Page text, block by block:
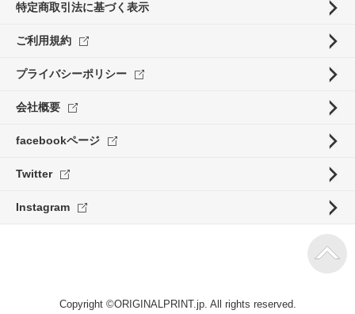
特定商取引法に基づく表示
ご利用規約
プライバシーポリシー
会社概要
facebookページ
Twitter
Instagram
Copyright ©ORIGINALPRINT.jp. All rights reserved.